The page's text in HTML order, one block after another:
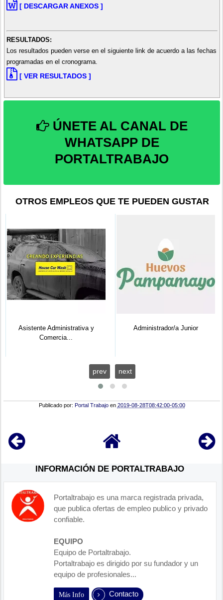
[ DESCARGAR ANEXOS ]
RESULTADOS:
Los resultados pueden verse en el siguiente link de acuerdo a las fechas
programadas en el cronograma.
[ VER RESULTADOS ]
ÚNETE AL CANAL DE
WHATSAPP DE
PORTALTRABAJO
OTROS EMPLEOS QUE TE PUEDEN GUSTAR
Asistente Administrativa y
Comercia...
Administrador/a Junior
prev next
Publicado por: Portal Trabajo en 2019-08-28T08:42:00-05:00
INFORMACIÓN DE PORTALTRABAJO
Portaltrabajo es una marca registrada privada,
que publica ofertas de empleo publico y privado
confiable.
EQUIPO
Equipo de Portaltrabajo.
Portaltrabajo es dirigido por su fundador y un
equipo de profesionales...
Más Info Contacto